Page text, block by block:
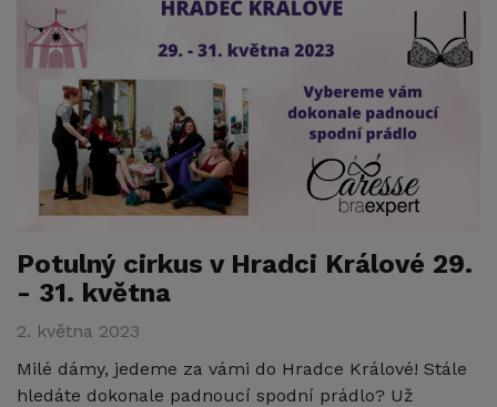
Potulný cirkus v Hradci Králové 29.
- 31. května
2. května 2023
Milé dámy, jedeme za vámi do Hradce Králové! Stále
hledáte dokonale padnoucí spodní prádlo? Už